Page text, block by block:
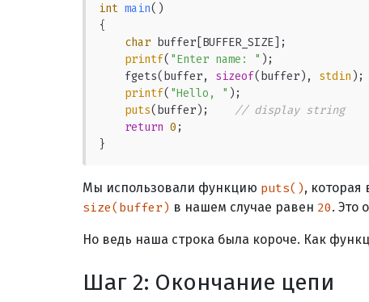
int main()
{
char buffer[BUFFER_SIZE];
printf( "Enter name: " );
    fgets(buffer,
sizeof(buffer), stdin
printf( "Hello, " );
puts(buffer); // display string
return 0 ;
}
Мы использовали функцию puts(), которая
size(buffer) в нашем случае равен 20. Это
Но ведь наша строка была короче. Как
Шаг 2: Окончание цепи